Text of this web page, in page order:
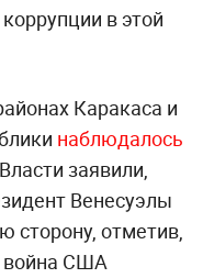
в этой
Каракаса и
наблюдалось
заявили,
Венесуэлы
сторону, отметив,
война США